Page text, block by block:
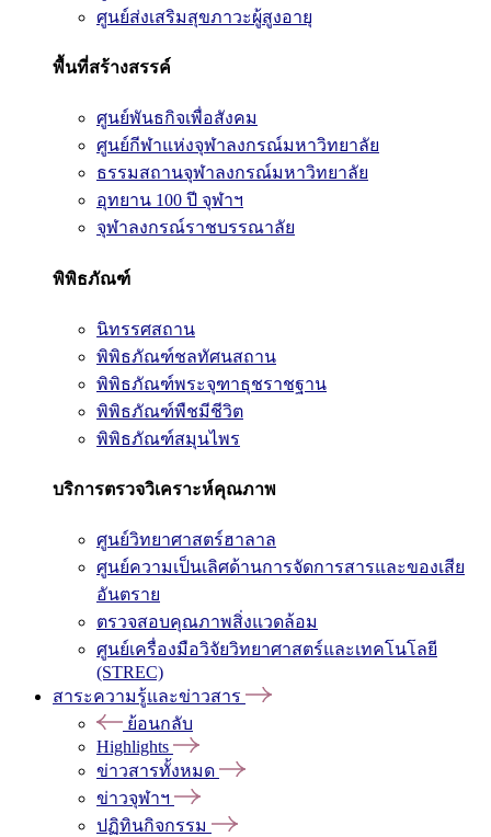
ศูนย์ส่งเสริมสุขภาวะผู้สูงอายุ
พื้นที่สร้างสรรค์
ศูนย์พันธกิจเพื่อสังคม
ศูนย์กีฬาแห่งจุฬาลงกรณ์มหาวิทยาลัย
ธรรมสถานจุฬาลงกรณ์มหาวิทยาลัย
อุทยาน 100 ปี จุฬาฯ
จุฬาลงกรณ์ราชบรรณาลัย
พิพิธภัณฑ์
นิทรรศสถาน
พิพิธภัณฑ์ชลทัศนสถาน
พิพิธภัณฑ์พระจุฑาธุชราชฐาน
พิพิธภัณฑ์พืชมีชีวิต
พิพิธภัณฑ์สมุนไพร
บริการตรวจวิเคราะห์คุณภาพ
ศูนย์วิทยาศาสตร์ฮาลาล
ศูนย์ความเป็นเลิศด้านการจัดการสารและของเสีย
อันตราย
ตรวจสอบคุณภาพสิ่งแวดล้อม
ศูนย์เครื่องมือวิจัยวิทยาศาสตร์และเทคโนโลยี
(STREC)
สาระความรู้และข่าวสาร
ย้อนกลับ
Highlights
ข่าวสารทั้งหมด
ข่าวจุฬาฯ
ปฏิทินกิจกรรม